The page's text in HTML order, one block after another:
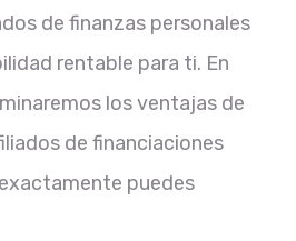
de finanzas personales
rentable para ti. En
los ventajas de
de financiaciones
puedes